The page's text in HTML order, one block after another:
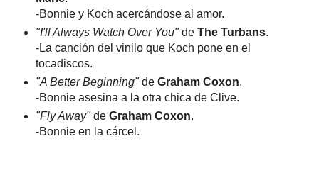
-Bonnie y Koch acercándose al amor.
"I'll Always Watch Over You"de The Turbans.
-La canción del vinilo que Koch pone en el
tocadiscos.
"A Better Beginning"de Graham Coxon.
-Bonnie asesina a la otra chica de Clive.
"Fly Away"de Graham Coxon.
-Bonnie en la cárcel.